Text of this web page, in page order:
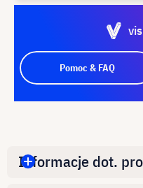
Pomoc & FAQ
Informacje dot.